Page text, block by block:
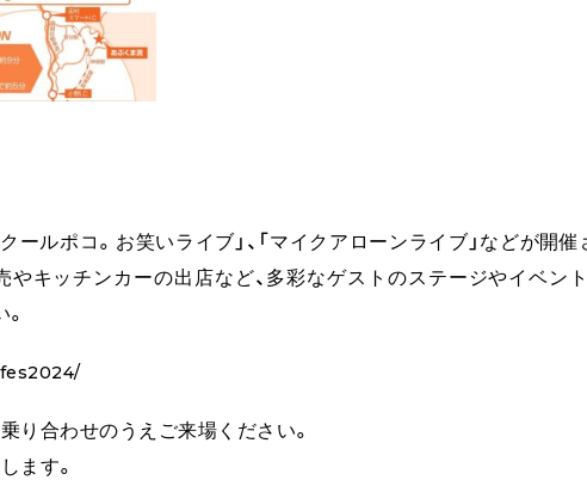
ールポコ。お笑いライブ」、 「マイクアローンライブ」などが開催
キッチンカーの出店など、多彩なゲストのステージやイベン
り合わせのうえご来場ください。
ます。